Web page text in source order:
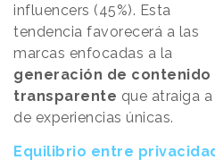
influencers (45%). Esta
tendencia favorecerá a las
marcas enfocadas a la
generación de
transparente que atraiga
de experiencias únicas.
Equilibrio entre